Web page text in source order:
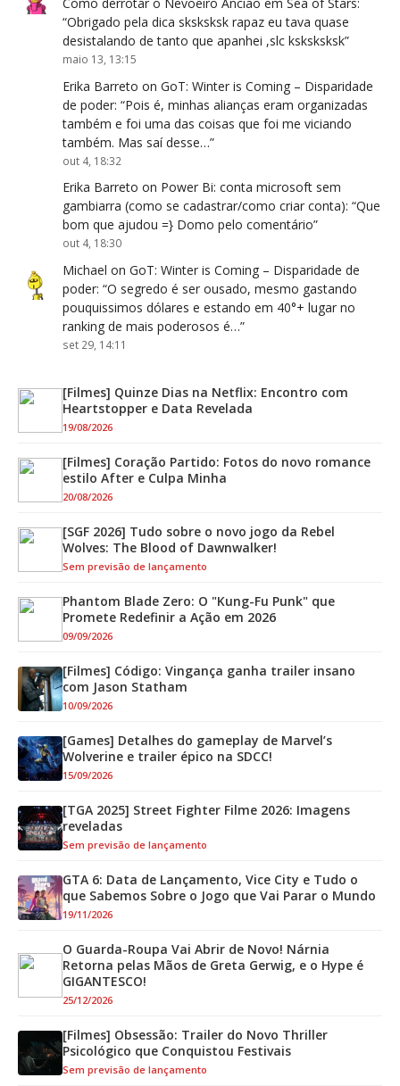
“Obrigado pela dica sksksksk rapaz eu tava quase
desistalando de tanto que apanhei ,slc ksksksksk”
maio 13, 13:15
Erika Barreto on GoT: Winter is Coming – Disparidade
de poder: “Pois é, minhas alianças eram organizadas
também e foi uma das coisas que foi me viciando
também. Mas saí desse…”
out 4, 18:32
Erika Barreto on Power Bi: conta microsoft sem
gambiarra (como se cadastrar/como criar conta): “Que
bom que ajudou =} Domo pelo comentário”
out 4, 18:30
Michael on GoT: Winter is Coming – Disparidade de
poder: “O segredo é ser ousado, mesmo gastando
pouquissimos dólares e estando em 40°+ lugar no
ranking de mais poderosos é…”
set 29, 14:11
[Filmes] Quinze Dias na Netflix: Encontro com
Heartstopper e Data Revelada
19/08/2026
[Filmes] Coração Partido: Fotos do novo romance
estilo After e Culpa Minha
20/08/2026
[SGF 2026] Tudo sobre o novo jogo da Rebel
Wolves: The Blood of Dawnwalker!
Sem previsão de lançamento
Phantom Blade Zero: O "Kung-Fu Punk" que
Promete Redefinir a Ação em 2026
09/09/2026
[Filmes] Código: Vingança ganha trailer insano
com Jason Statham
10/09/2026
[Games] Detalhes do gameplay de Marvel’s
Wolverine e trailer épico na SDCC!
15/09/2026
[TGA 2025] Street Fighter Filme 2026: Imagens
reveladas
Sem previsão de lançamento
GTA 6: Data de Lançamento, Vice City e Tudo o
que Sabemos Sobre o Jogo que Vai Parar o Mundo
19/11/2026
O Guarda-Roupa Vai Abrir de Novo! Nárnia
Retorna pelas Mãos de Greta Gerwig, e o Hype é
GIGANTESCO!
25/12/2026
[Filmes] Obsessão: Trailer do Novo Thriller
Psicológico que Conquistou Festivais
Sem previsão de lançamento